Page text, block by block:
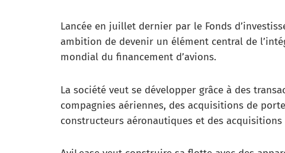
Lancée en juillet dernier par le Fonds
ambition de devenir un élément central de
mondial du financement d’avions.
La société veut se développer grâce à des
compagnies aériennes, des acquisitions de
constructeurs aéronautiques et des acquisitions